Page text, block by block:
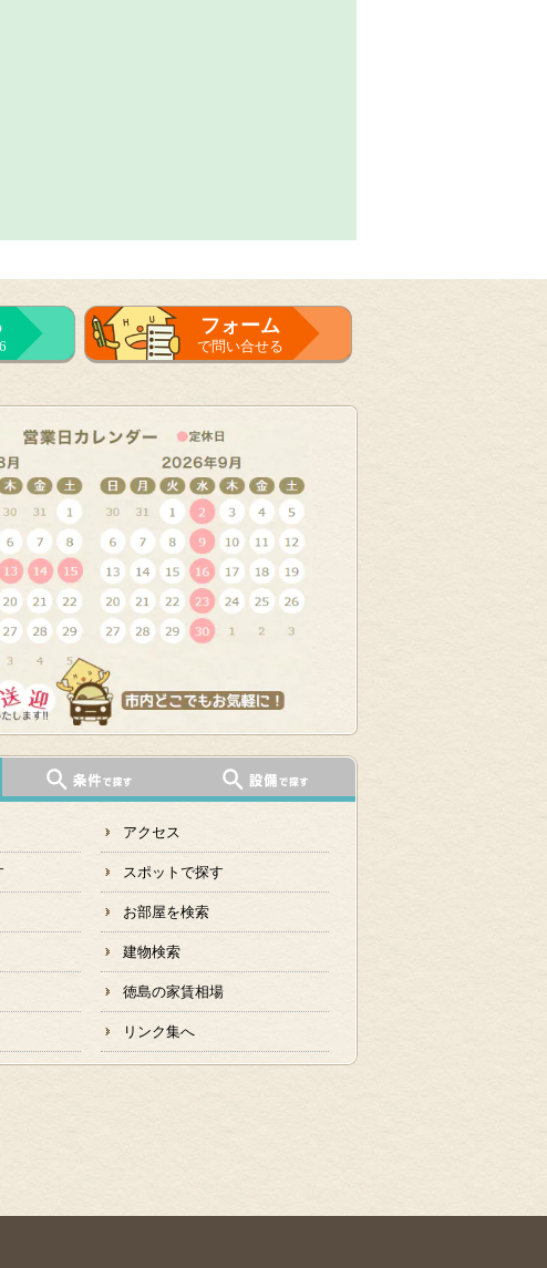
フォーム
で問い合せる
アクセス
スポットで探す
お部屋を検索
建物検索
徳島の家賃相場
リンク集へ